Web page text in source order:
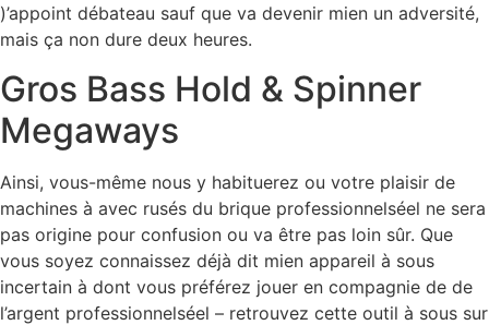
)’appoint débateau sauf que va devenir mien un adversité,
mais ça non dure deux heures.
Gros Bass Hold & Spinner
Megaways
Ainsi, vous-même nous y habituerez ou votre plaisir de
machines à avec rusés du brique professionnelséel ne sera
pas origine pour confusion ou va être pas loin sûr. Que
vous soyez connaissez déjà dit mien appareil à sous
incertain à dont vous préférez jouer en compagnie de de
l’argent professionnelséel – retrouvez cette outil à sous sur